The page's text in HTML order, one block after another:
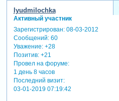
lyudmilochka
Активный участник
Зарегистрирован: 08-03-2012
Сообщений:60
Уважение: +28
Позитив: +21
Провел на форуме:
1 день 8 часов
Последний визит:
03-01-2019 07:19:42